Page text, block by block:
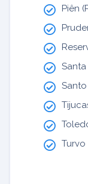
Piên
Santa
Turvo